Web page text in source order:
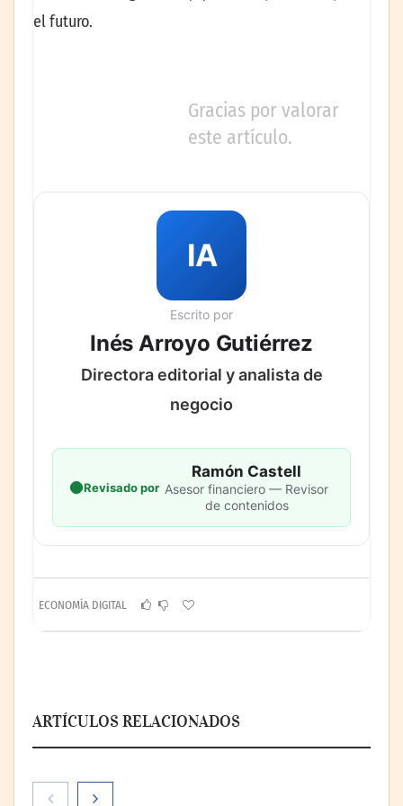
el futuro.
Gracias por valorar
este artículo.
IA
Escrito por
Inés Arroyo Gutiérrez
Directora editorial y analista de
negocio
Revisado por
Ramón Castell
Asesor financiero — Revisor
de contenidos
ECONOMÍA DIGITAL
ARTÍCULOS RELACIONADOS
Paso a paso: ¿cómo prepararse para la